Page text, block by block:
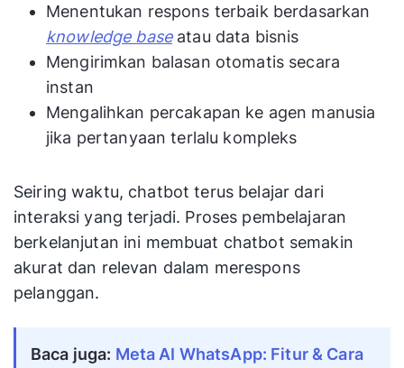
Menentukan respons terbaik berdasarkan
knowledge baseatau data bisnis
Mengirimkan balasan otomatis secara
instan
Mengalihkan percakapan ke agen manusia
jika pertanyaan terlalu kompleks
Seiring waktu, chatbot terus belajar dari
interaksi yang terjadi. Proses pembelajaran
berkelanjutan ini membuat chatbot semakin
akurat dan relevan dalam merespons
pelanggan.
Baca juga: Meta AI WhatsApp: Fitur & Cara